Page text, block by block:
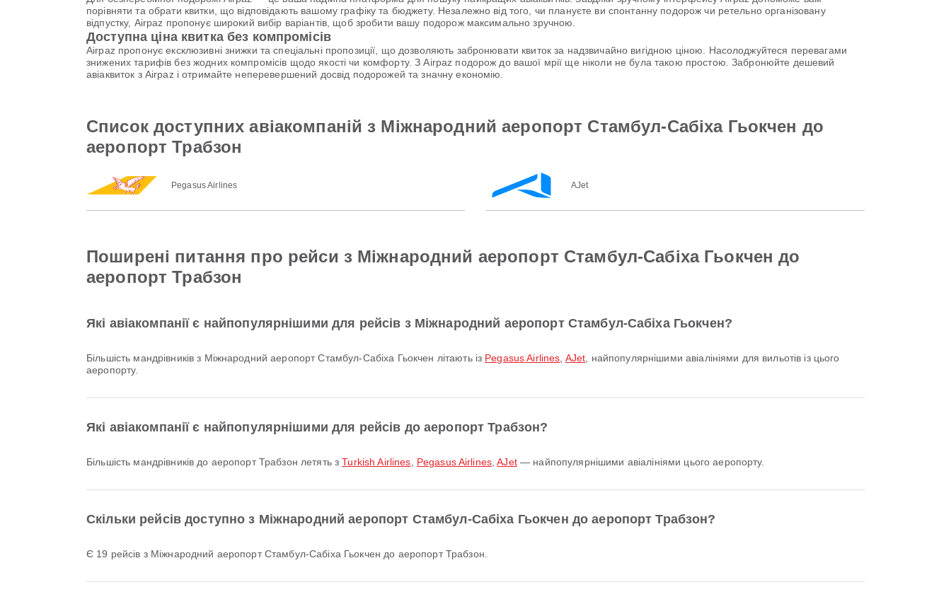
порівняти та обрати квитки, що відповідають вашому графіку та бюджету. Незалежно від того, чи плануєте ви спонтанну подорож чи ретельно організовану
відпустку, Airpaz пропонує широкий вибір варіантів, щоб зробити вашу подорож максимально зручною.
Доступна ціна квитка без компромісів
Airpaz пропонує ексклюзивні знижки та спеціальні пропозиції, що дозволяють забронювати квиток за надзвичайно вигідною ціною. Насолоджуйтеся перевагами
знижених тарифів без жодних компромісів щодо якості чи комфорту. З Airpaz подорож до вашої мрії ще ніколи не була такою простою. Забронюйте дешевий
авіаквиток з Airpaz і отримайте неперевершений досвід подорожей та значну економію.
Список доступних авіакомпаній з Міжнародний аеропорт Стамбул-Сабіха Гьокчен до
аеропорт Трабзон
Pegasus Airlines AJet
Поширені питання про рейси з Міжнародний аеропорт Стамбул-Сабіха Гьокчен до
аеропорт Трабзон
Які авіакомпанії є найпопулярнішими для рейсів з Міжнародний аеропорт Стамбул-Сабіха Гьокчен?
Більшість мандрівників з Міжнародний аеропорт Стамбул-Сабіха Гьокчен літають із Pegasus Airlines AJet , найпопулярнішими авіалініями для вильотів із цього
аеропорту.
Які авіакомпанії є найпопулярнішими для рейсів до аеропорт Трабзон?
Більшість мандрівників до аеропорт Трабзон летять зTurkish Airlines Pegasus Airlines ,AJet— найпопулярнішими авіалініями цього аеропорту.
Скільки рейсів доступно з Міжнародний аеропорт Стамбул-Сабіха Гьокчен до аеропорт Трабзон?
Є 19 рейсів з Міжнародний аеропорт Стамбул-Сабіха Гьокчен до аеропорт Трабзон.